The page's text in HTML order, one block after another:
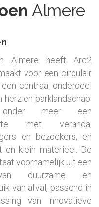
Almere
Almere heeft Arc2
voor een circulair
centraal onderdeel
parklandschap.
meer een
met veranda,
en bezoekers, en
en klein materieel. De
voornamelijk uit een
duurzame en
van afval, passend in
van innovatieve